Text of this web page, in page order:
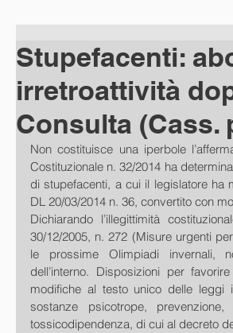
Stupefacenti:
irretroattività
Consulta (Cass.
Non costituisce una iperbole
Costituzionale n. 32/2014 ha
di stupefacenti, a cui il legislatore ha
DL 20/03/2014 n. 36, convertito con
Dichiarando l’illegittimità
30/12/2005, n. 272 (Misure urgenti
le prossime Olimpiadi invernali,
dell’interno. Disposizioni per
modifiche al testo unico delle
sostanze psicotrope,
tossicodipendenza, di cui al decreto